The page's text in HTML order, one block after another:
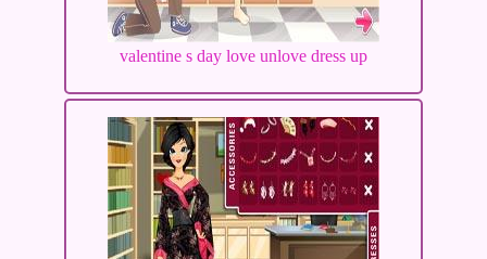
valentine s day love unlove dress up